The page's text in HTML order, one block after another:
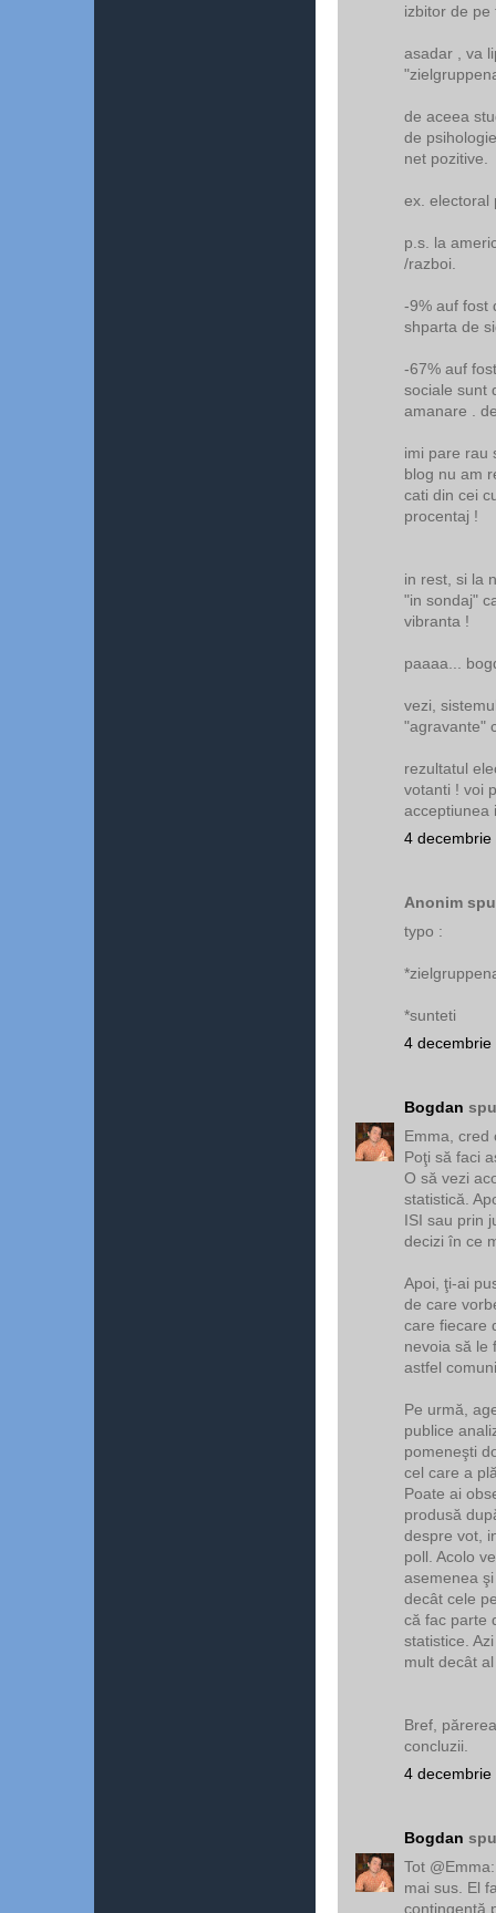
izbitor de pe
asadar , va
de aceea
de
net pozitive.
ex. electoral
p.s. la
/razboi.
-9% auf fost
shparta de
-67% auf
sociale sunt
amanare .
imi pare rau
blog nu am
cati din cei
procentaj !
in rest, si la
"in sondaj"
vibranta !
paaaa...
vezi,
"agravante"
rezultatul
votanti ! voi
acceptiunea
4
Anonim
typo :
*sunteti
4
Bogdan
Emma, cred
Poţi să faci
O să vezi
statistică.
ISI sau prin
decizi în ce
Apoi, ţi-ai
de care
care fiecare
nevoia să le
astfel
Pe urmă,
publice
pomeneşti
cel care a
Poate ai
produsă
despre vot,
poll. Acolo
asemenea
decât cele
că fac parte
statistice.
mult decât
Bref,
concluzii.
4
Bogdan
Tot
mai sus. El
contingenţă